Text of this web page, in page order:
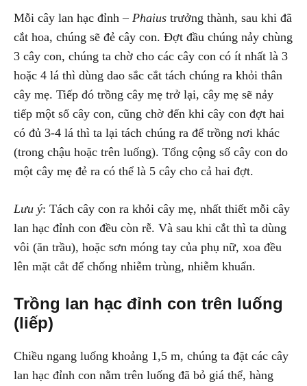
Mỗi cây lan hạc đỉnh – Phaius trưởng thành, sau khi đã
cắt hoa, chúng sẽ đẻ cây con. Đợt đầu chúng nảy chùng
3 cây con, chúng ta chờ cho các cây con có ít nhất là 3
hoặc 4 lá thì dùng dao sắc cắt tách chúng ra khỏi thân
cây mẹ. Tiếp đó trồng cây mẹ trở lại, cây mẹ sẽ nảy
tiếp một số cây con, cũng chờ đến khi cây con đợt hai
có đủ 3-4 lá thì ta lại tách chúng ra để trồng nơi khác
(trong chậu hoặc trên luống). Tổng cộng số cây con do
một cây mẹ đẻ ra có thể là 5 cây cho cả hai đợt.
Lưu ý: Tách cây con ra khỏi cây mẹ, nhất thiết mỗi cây
lan hạc đỉnh con đều còn rễ. Và sau khi cắt thì ta dùng
vôi (ăn trầu), hoặc sơn móng tay của phụ nữ, xoa đều
lên mặt cắt để chống nhiễm trùng, nhiễm khuẩn.
Trồng lan hạc đỉnh con trên luống
(liếp)
Chiều ngang luống khoảng 1,5 m, chúng ta đặt các cây
lan hạc đỉnh con nằm trên luống đã bỏ giá thể, hàng